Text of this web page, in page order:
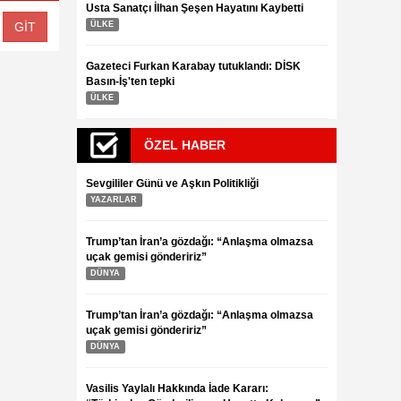
Usta Sanatçı İlhan Şeşen Hayatını Kaybetti
ÜLKE
Gazeteci Furkan Karabay tutuklandı: DİSK
Basın-İş'ten tepki
ÜLKE
ÖZEL HABER
Sevgililer Günü ve Aşkın Politikliği
YAZARLAR
Trump’tan İran’a gözdağı: “Anlaşma olmazsa
uçak gemisi göndeririz”
DÜNYA
Trump’tan İran’a gözdağı: “Anlaşma olmazsa
uçak gemisi göndeririz”
DÜNYA
Vasilis Yaylalı Hakkında İade Kararı: